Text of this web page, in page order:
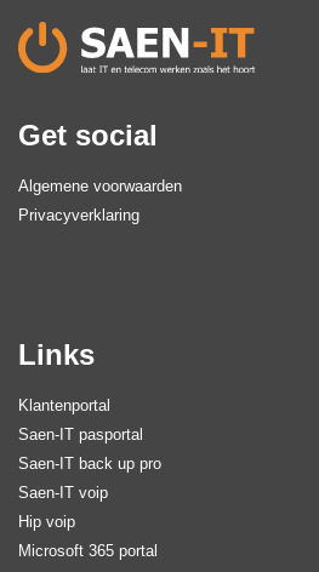
Get social
Algemene voorwaarden
Privacyverklaring
Links
Klantenportal
Saen-IT pasportal
Saen-IT back up pro
Saen-IT voip
Hip voip
Microsoft 365 portal